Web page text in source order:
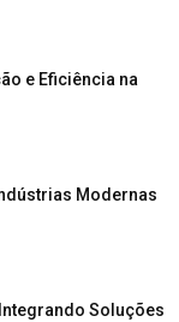
e Eficiência na
Modernas
Soluções